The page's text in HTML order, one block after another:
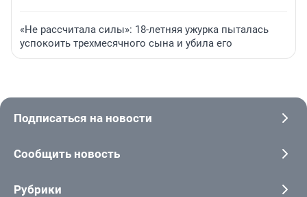
«Не рассчитала силы»: 18-летняя ужурка пыталась
успокоить трехмесячного сына и убила его
Подписаться на новости
Сообщить новость
Рубрики